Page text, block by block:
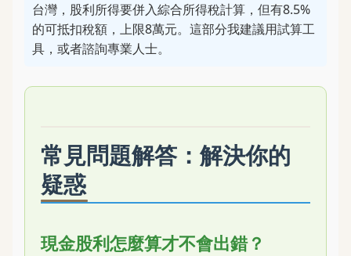
台灣，股利所得要併入綜合所得稅計算，但有8.5%
的可抵扣稅額，上限8萬元。這部分我建議用試算工
具，或者諮詢專業人士。
常見問題解答：解決你的
疑惑
現金股利怎麼算才不會出錯？